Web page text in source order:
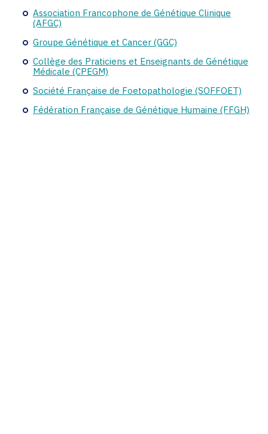
Association Francophone de Génétique Clinique
(AFGC)
Groupe Génétique et Cancer (GGC)
Collège des Praticiens et Enseignants de Génétique
Médicale (CPEGM)
Société Française de Foetopathologie (SOFFOET)
Fédération Française de Génétique Humaine (FFGH)